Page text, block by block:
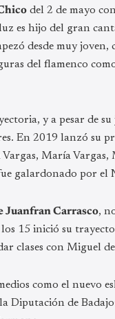
del 2 de mayo
es hijo del gran
desde muy
del flamenco
y a pesar de
En 2019 lanzó su
María
galardonado por
Juanfran Carrasco,
los 15 inició su
clases con Miguel
como el nuevo
Diputación de